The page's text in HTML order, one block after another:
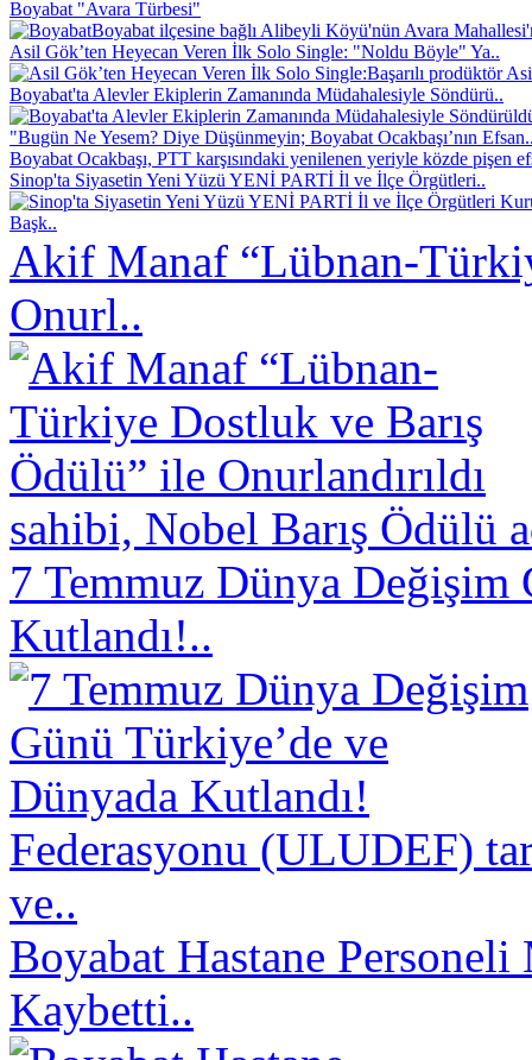
Boyabat "Avara Türbesi"
Boyabat ilçesine bağlı Alibeyli Köyü'nün Avara
Asil Gök’ten Heyecan Veren İlk Solo Single: "Noldu Böyle" Ya..
Başarılı prodüktör
Boyabat'ta Alevler Ekiplerin Zamanında Müdahalesiyle Söndürü..
"Bugün Ne Yesem? Diye Düşünmeyin; Boyabat Ocakbaşı’nın
Boyabat Ocakbaşı, PTT karşısındaki yenilenen yeriyle közde pişen
Sinop'ta Siyasetin Yeni Yüzü YENİ PARTİ İl ve İlçe Örgütleri..
Başk..
Akif Manaf “Lübnan-
Onurl..
sahibi, Nobel Barış Ödülü
7 Temmuz Dünya Değişim
Kutlandı!..
Federasyonu (ULUDEF)
ve..
Boyabat Hastane Personeli
Kaybetti..